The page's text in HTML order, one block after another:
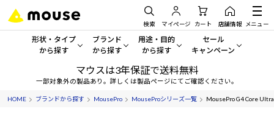
検索 マイページ カート 店舗情報 メニュー
形状・タイプ
から探す
形状・タイプから探す をすべてみる
デスクトップPC
ブランド
から探す
mouse
G TUNE
用途・目的
から探す
一般向けパソコン
ゲーミングPC・ゲーム向けパソコン
セール
キャンペーン
セール・キャンペー
期間限定セール
マウスは3年保証で送料無料
一部対象外の製品あり。詳しくは製品ページにてご確認ください。
HOME ブランドから探す MousePro MouseProシリーズ一覧 MousePro G4 Core